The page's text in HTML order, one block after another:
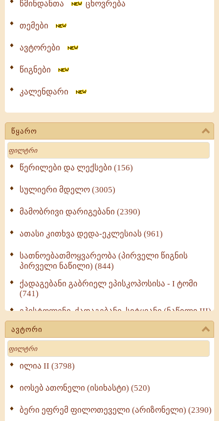
წმინდანთა ცხოვრება
თემები
ავტორები
წიგნები
კალენდარი
წყარო
Search
წერილები და ლექსები (156)
სულიერი მდელო (3005)
მამობრივი დარიგებანი (2390)
ათასი კითხვა დედა-ეკლესიას (961)
სათნოებათმოყვარეობა (პირველი წიგნის
პირველი ნაწილი) (844)
ქადაგებანი გაბრიელ ეპისკოპოსისა - I ტომი
(741)
ეპისტოლენი, ქადაგებანი, სიტყვანი (ნაწილი III)
(723)
მოძღვრის ძალზე სასარგებლო რჩევები
მრევლისათვის (545)
Wisdomge (514)
ქადაგებანი გაბრიელ ეპისკოპოსისა - II ტომი
სულიერი ცხოვრების სახელმძღვანელო -
ავტორი
Search
ილია II (3798)
იოსებ ათონელი (ისიხასტი) (520)
ბერი ეფრემ ფილოთეველი (არიზონელი) (2390)